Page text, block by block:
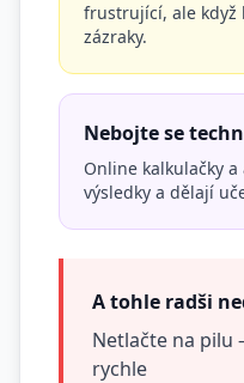
frustrující, ale když
zázraky.
Nebojte se
Online kalkulačky
výsledky a dělají
A tohle radši
Netlačte na pilu
rychle